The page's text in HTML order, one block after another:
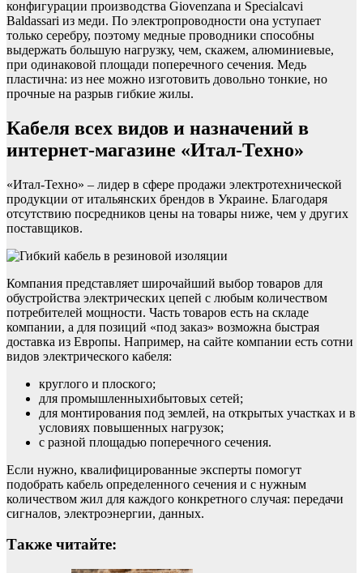
конфигурации производства Giovenzana и Specialcavi
Baldassari из меди. По электропроводности она уступает
только серебру, поэтому медные проводники способны
выдержать большую нагрузку, чем, скажем, алюминиевые,
при одинаковой площади поперечного сечения. Медь
пластична: из нее можно изготовить довольно тонкие, но
прочные на разрыв гибкие жилы.
Кабеля всех видов и назначений в
интернет-магазине «Итал-Техно»
«Итал-Техно» – лидер в сфере продажи электротехнической
продукции от итальянских брендов в Украине. Благодаря
отсутствию посредников цены на товары ниже, чем у других
поставщиков.
Компания представляет широчайший выбор товаров для
обустройства электрических цепей с любым количеством
потребителей мощности. Часть товаров есть на складе
компании, а для позиций «под заказ» возможна быстрая
доставка из Европы. Например, на сайте компании есть сотни
видов электрического кабеля:
круглого и плоского;
для промышленныхибытовых сетей;
для монтирования под землей, на открытых участках и в
условиях повышенных нагрузок;
с разной площадью поперечного сечения.
Если нужно, квалифицированные эксперты помогут
подобрать кабель определенного сечения и с нужным
количеством жил для каждого конкретного случая: передачи
сигналов, электроэнергии, данных.
Также читайте: